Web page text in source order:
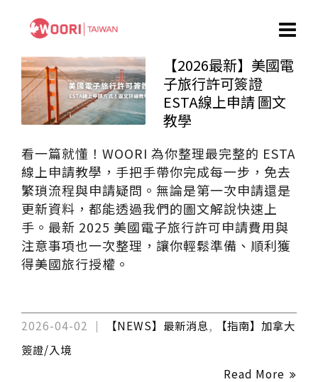
【2026最新】美國電
子旅行許可簽證
ESTA線上申請 圖文
教學
看一篇就懂！WOORI 為你整理最完整的 ESTA
線上申請教學，手把手帶你完成每一步，免去
繁瑣流程與申請疑問。無論是第一次申請還是
更新資料，都能透過我們的圖文解說快速上
手。最新 2025 美國電子旅行許可申請費用與
注意事項也一次整理，讓你輕鬆準備、順利獲
得美國旅行授權。
2026-04-02 【NEWS】最新消息,
【指南】加拿大
簽證/入境
Read More